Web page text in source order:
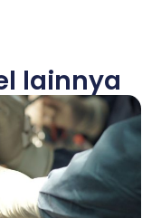
lainnya